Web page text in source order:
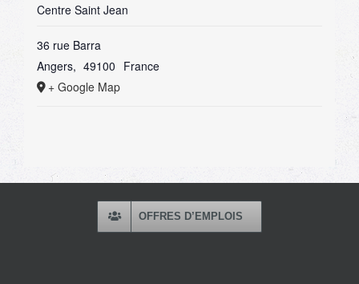
Centre Saint Jean
36 rue Barra
Angers, 49100 France
+ Google Map
OFFRES D’EMPLOIS